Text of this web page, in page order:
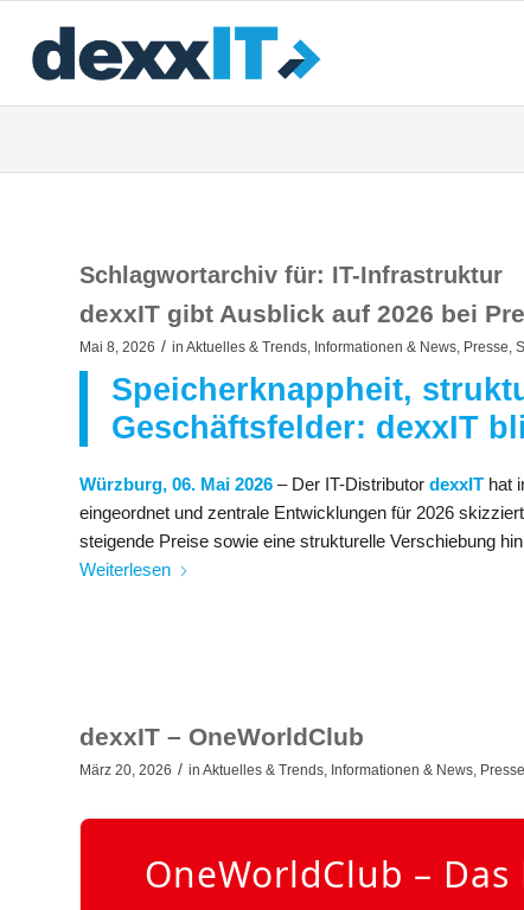
Schlagwortarchiv für: IT-Infrastruktur
dexxIT gibt Ausblick auf 2026 bei
Mai 8, 2026 / in Aktuelles & Trends, Informationen & News, Presse,
Speicherknappheit,
Geschäftsfelder: dexxIT
Würzburg, 06. Mai 2026 – Der IT-Distributor dexxIT hat
eingeordnet und zentrale Entwicklungen für 2026
steigende Preise sowie eine strukturelle Verschiebung
Weiterlesen
dexxIT – OneWorldClub
März 20, 2026 / in Aktuelles & Trends Informationen & News Presse
OneWorldClub –